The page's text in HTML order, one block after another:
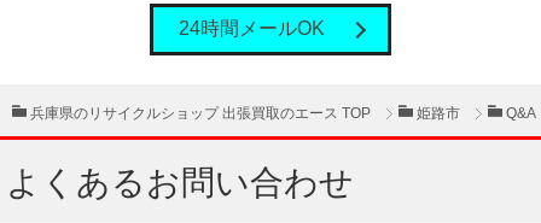
24時間メールOK
兵庫県のリサイクルショップ 出張買取のエース TOP 姫路市 Q&A
よくあるお問い合わせ